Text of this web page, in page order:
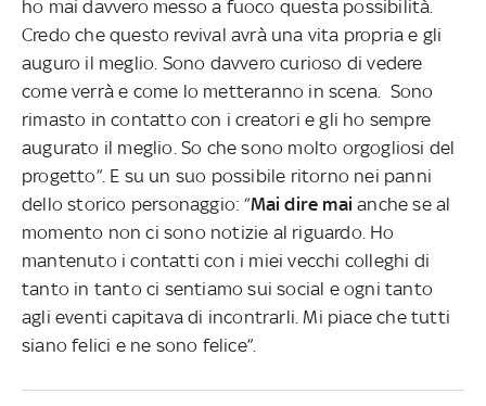
ho mai davvero messo a fuoco questa possibilità.
Credo che questo revival avrà una vita propria e gli
auguro il meglio. Sono davvero curioso di vedere
come verrà e come lo metteranno in scena. Sono
rimasto in contatto con i creatori e gli ho sempre
augurato il meglio. So che sono molto orgogliosi del
progetto”. E su un suo possibile ritorno nei panni
dello storico personaggio: “Mai dire maianche se al
momento non ci sono notizie al riguardo. Ho
mantenuto i contatti con i miei vecchi colleghi di
tanto in tanto ci sentiamo sui social e ogni tanto
agli eventi capitava di incontrarli. Mi piace che tutti
siano felici e ne sono felice”.